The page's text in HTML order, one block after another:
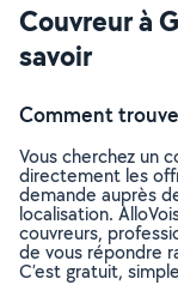
Couvreur à
savoir
Comment
Vous cherchez un
directement les
demande auprès
localisation.
couvreurs,
de vous répondre
C’est gratuit,